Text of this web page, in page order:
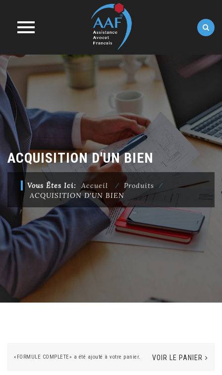
Skip
to
content
ACQUISITION D'UN BIEN
Vous Êtes Ici: Accueil ⁄ Produits ⁄
ACQUISITION D'UN BIEN
«FORMULE COMPLETE» a été ajouté à votre panier. VOIR LE PANIER